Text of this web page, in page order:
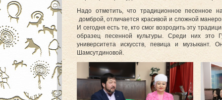
Надо отметить, что традиционное песенное
домброй, отличается красивой и сложной
И сегодня есть те, кто смог возродить эту
образец песенной культуры. Среди них это
университета искусств, певица и
Шамсутдиновой.